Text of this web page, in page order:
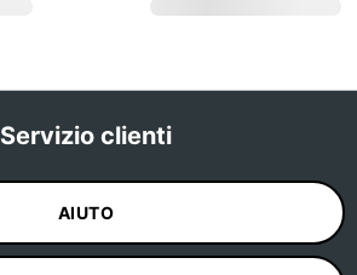
Servizio clienti
AIUTO